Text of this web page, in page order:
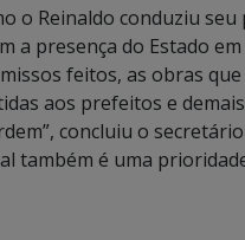
o Reinaldo conduziu
a presença do Estado
feitos, as obras
aos prefeitos e
concluiu o
também é uma